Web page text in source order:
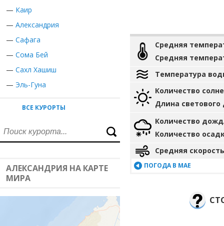
— Каир
— Александрия
— Сафага
— Сома Бей
— Сахл Хашиш
— Эль-Гуна
ВСЕ КУРОРТЫ
АЛЕКСАНДРИЯ НА КАРТЕ
МИРА
Средняя
Средняя
Температура
Количество
Длина светового
Количество
Количество
Средняя
ПОГОДА В МАЕ